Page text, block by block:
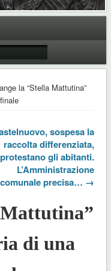
la “Stella Mattutina”
sospesa la
raccolta differenziata,
protestano gli abitanti.
L’Amministrazione
comunale precisa… →
di una